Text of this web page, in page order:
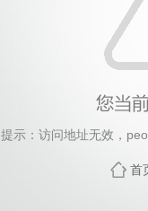
提示：访问地址无效，
首